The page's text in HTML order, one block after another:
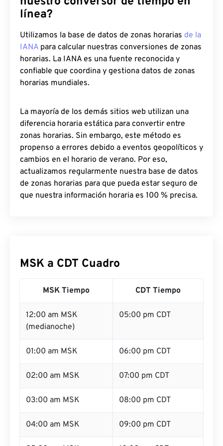
línea?
Utilizamos la base de datos de zonas horarias de la
IANA para calcular nuestras conversiones de zonas
horarias. La IANA es una fuente reconocida y
confiable que coordina y gestiona datos de zonas
horarias mundiales.
La mayoría de los demás sitios web utilizan una
diferencia horaria estática para convertir entre
zonas horarias. Sin embargo, este método es
propenso a errores debido a eventos geopolíticos y
cambios en el horario de verano. Por eso,
actualizamos regularmente nuestra base de datos
de zonas horarias para que pueda estar seguro de
que nuestra información horaria es 100 % precisa.
MSK a CDT Cuadro
MSK Tiempo CDT Tiempo
12:00 am MSK
(medianoche)
05:00 pm CDT
01:00 am MSK 06:00 pm CDT
02:00 am MSK 07:00 pm CDT
03:00 am MSK 08:00 pm CDT
04:00 am MSK 09:00 pm CDT